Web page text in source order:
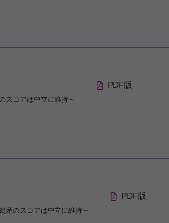
スコアは中立に維持～
PDF版
産のスコアは中立に維持～
PDF版